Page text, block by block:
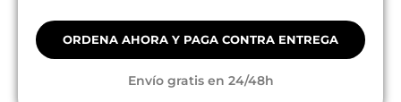
ORDENA AHORA Y PAGA CONTRA ENTREGA
Envío gratis en 24/48h